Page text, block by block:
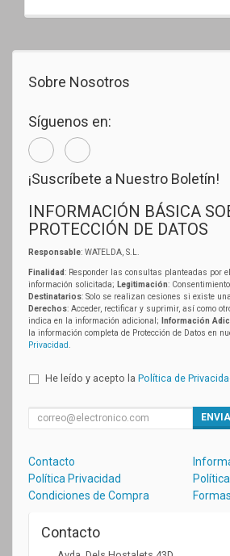
Sobre Nosotros
Síguenos en:
¡Suscríbete a Nuestro Boletín!
INFORMACIÓN BÁSICA
PROTECCIÓN DE DATOS
Responsable: WATELDA, S.L.
Finalidad: Responder las consultas planteadas por
información solicitada; Legitimación:
Destinatarios: Solo se realizan cesiones si existe
Derechos: Acceder, rectificar y suprimir, así como
indica en la información adicional;
Información
la información completa de Protección de Datos en
Privacidad
He leído y acepto la Política de
Contacto
Política Privacidad
Condiciones de Compra
Contacto